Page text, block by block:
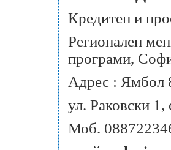
Кредитен и
Регионален
програми,
Адрес : Ямбол
ул. Раковски 1,
Моб.